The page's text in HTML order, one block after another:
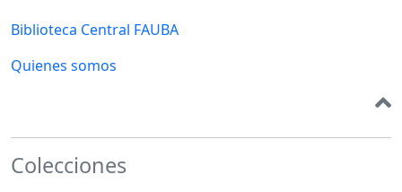
Biblioteca Central FAUBA
Quienes somos
Colecciones